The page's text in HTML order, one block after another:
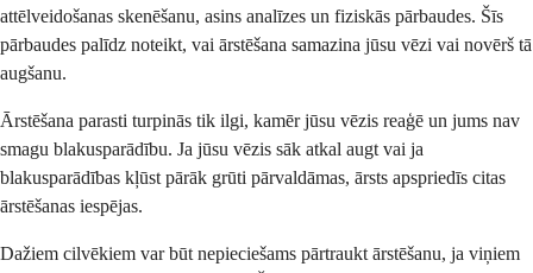
attēlveidošanas skenēšanu, asins analīzes un fiziskās pārbaudes. Šīs
pārbaudes palīdz noteikt, vai ārstēšana samazina jūsu vēzi vai novērš tā
augšanu.
Ārstēšana parasti turpinās tik ilgi, kamēr jūsu vēzis reaģē un jums nav
smagu blakusparādību. Ja jūsu vēzis sāk atkal augt vai ja
blakusparādības kļūst pārāk grūti pārvaldāmas, ārsts apspriedīs citas
ārstēšanas iespējas.
Dažiem cilvēkiem var būt nepieciešams pārtraukt ārstēšanu, ja viņiem